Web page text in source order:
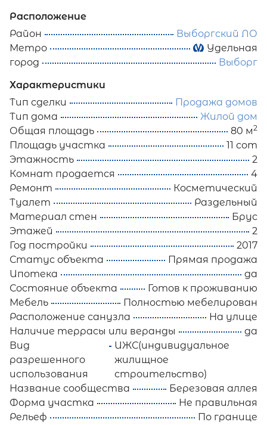
Расположение
Район
Выборгский ЛО
Метро
Удельная
город
Выборг
Характеристики
Тип сделки
Продажа домов
Тип дома
Жилой дом
Общая площадь
80 м2
Площадь участка
11 сот
Этажность
2
Комнат продается
4
Ремонт
Косметический
Туалет
Раздельный
Материал стен
Брус
Этажей
2
Год постройки
2017
Статус объекта
Прямая продажа
Ипотека
да
Состояние объекта
Готов к проживанию
Мебель
Полностью мебелирован
Расположение санузла
На улице
Наличие террасы или веранды
да
Вид
разрешенного
использования
ИЖС(индивидуальное
жилищное
строительство)
Название сообщества
Березовая аллея
Форма участка
Не правильная
Рельеф
По границе